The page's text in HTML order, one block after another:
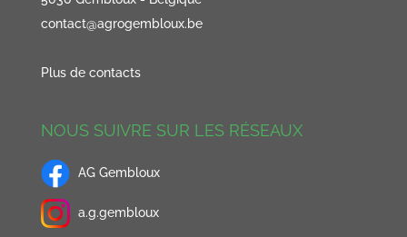
contact@agrogembloux.be
Plus de contacts
NOUS SUIVRE SUR LES RÉSEAUX
AG Gembloux
a.g.gembloux